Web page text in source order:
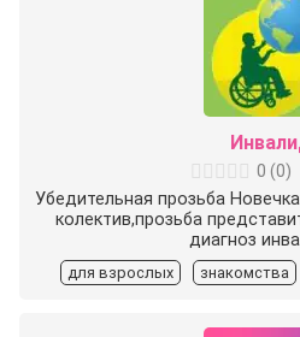
0 (0)
Убедительная прозьба
колектив,прозьба
диагноз
для взрослых знакомства